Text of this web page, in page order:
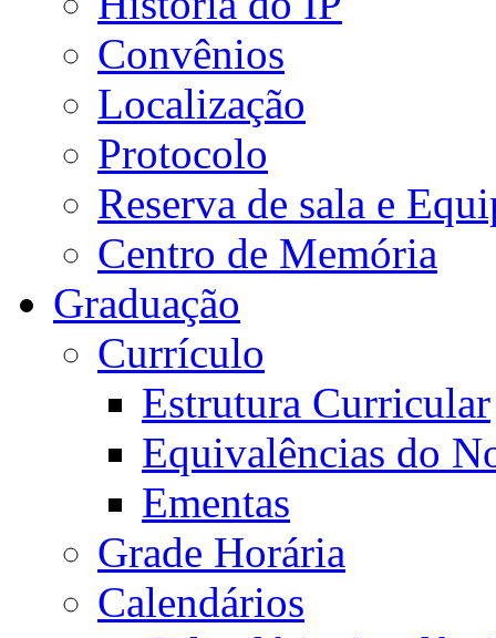
Convênios
Localização
Protocolo
Reserva de sala e
Centro de Memória
Graduação
Currículo
Estrutura Curricular
Equivalências do
Ementas
Grade Horária
Calendários